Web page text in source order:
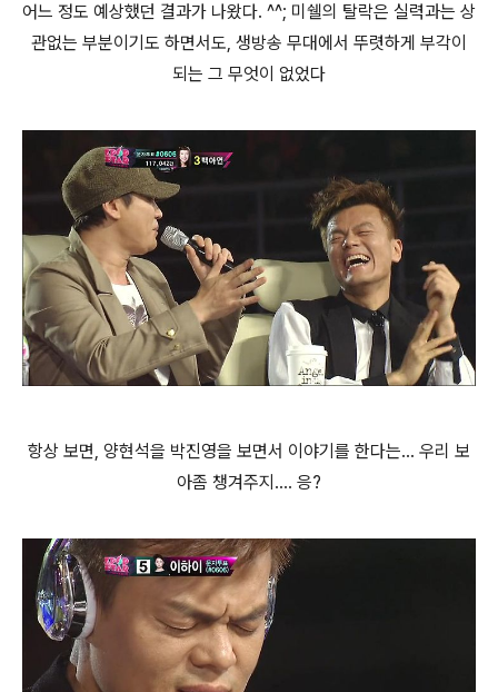
어느 정도 예상했던 결과가 나왔다. ^^; 미쉘의 탈락은 실력과는 상
관없는 부분이기도 하면서도, 생방송 무대에서 뚜렷하게 부각이
되는 그 무엇이 없었다
항상 보면, 양현석을 박진영을 보면서 이야기를 한다는... 우리 보
아좀 챙겨주지.... 응?